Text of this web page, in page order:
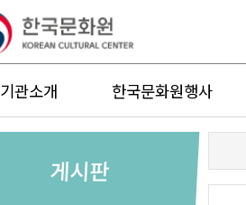
기관소개 한국문화원행사
게시판